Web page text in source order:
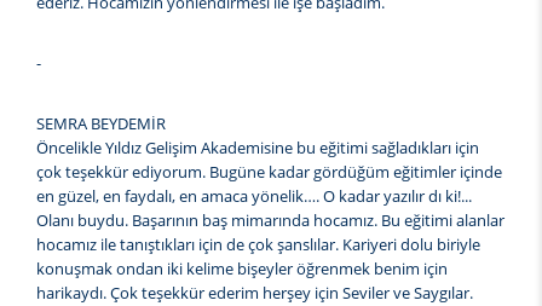
-
SEMRA BEYDEMİR
Öncelikle Yıldız Gelişim Akademisine bu eğitimi sağladıkları için
çok teşekkür ediyorum. Bugüne kadar gördüğüm eğitimler içinde
en güzel, en faydalı, en amaca yönelik…. O kadar yazılır dı ki!...
Olanı buydu. Başarının baş mimarında hocamız. Bu eğitimi alanlar
hocamız ile tanıştıkları için de çok şanslılar. Kariyeri dolu biriyle
konuşmak ondan iki kelime bişeyler öğrenmek benim için
harikaydı. Çok teşekkür ederim herşey için Seviler ve Saygılar.